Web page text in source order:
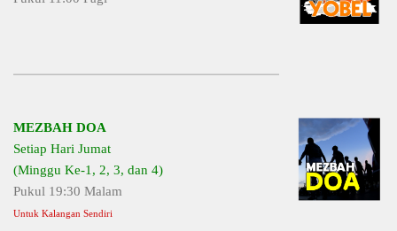
MEZBAH DOA
Setiap Hari Jumat
(Minggu Ke-1, 2, 3, dan 4)
Pukul 19:30 Malam
Untuk Kalangan Sendiri